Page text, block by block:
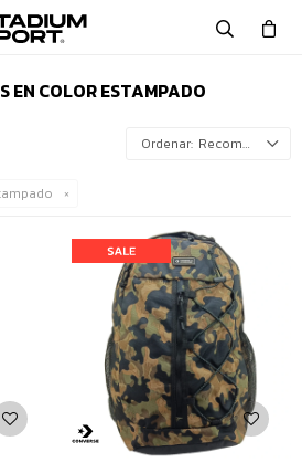
EN COLOR ESTAMPADO
Recomendados